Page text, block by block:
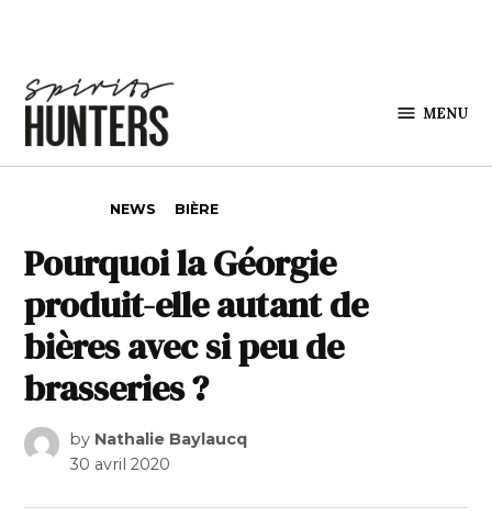
MENU
NEWS BIÈRE
Pourquoi la Géorgie
produit-elle autant de
bières avec si peu de
brasseries ?
by Nathalie Baylaucq
30 avril 2020